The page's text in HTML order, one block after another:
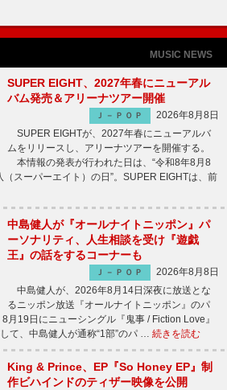
MUSIC NEWS
SUPER EIGHT、2027年春にニューアル
バム発売＆アリーナツアー開催
Ｊ－ＰＯＰ
2026年8月8日
SUPER EIGHTが、2027年春にニューアルバ
ムをリリースし、アリーナツアーを開催する。
本情報の発表が行われた日は、“令和8年8月8
（スーパーエイト）の日”。SUPER EIGHTは、前
中島健人が『オールナイトニッポン』パ
ーソナリティ、人生相談を受け『遊戯
王』の話をするコーナーも
Ｊ－ＰＯＰ
2026年8月8日
中島健人が、2026年8月14日深夜に放送とな
るニッポン放送『オールナイトニッポン』のパ
19日にニューシングル『鬼事 / Fiction Love』
て、中島健人が通称“1部”のパ … 続きを読む
King & Prince、EP『So Honey EP』制
作ビハインドのティザー映像を公開